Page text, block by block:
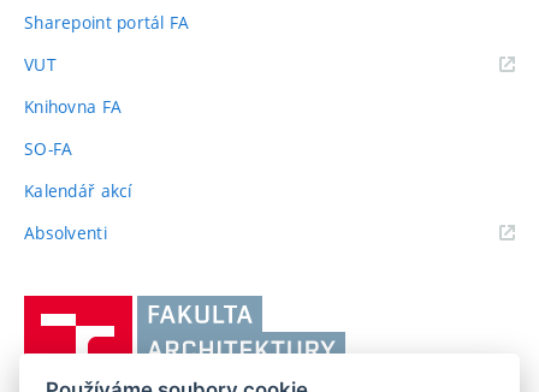
Sharepoint portál FA
VUT(externí
Knihovna FA
SO-FA
Kalendář akcí
Absolventi(externí
učení